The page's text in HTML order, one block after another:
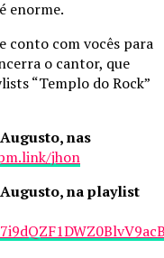
enorme.
conto com vocês para
o cantor, que
“Templo do Rock”
nas
jhon
Augusto, na playlist